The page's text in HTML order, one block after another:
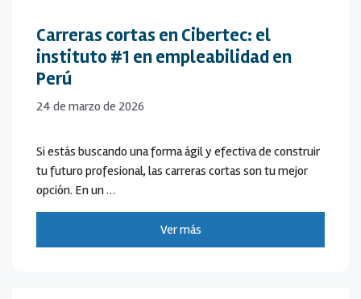
Carreras cortas en Cibertec: el
instituto #1 en empleabilidad en
Perú
24 de marzo de 2026
Si estás buscando una forma ágil y efectiva de construir
tu futuro profesional, las carreras cortas son tu mejor
opción. En un …
Ver más